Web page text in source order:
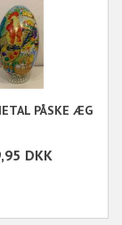
PÅSKE ÆG
DKK